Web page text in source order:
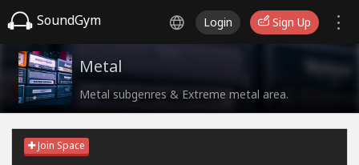
SoundGym Login Sign Up
Metal
Metal subgenres & Extreme metal area.
Join Space